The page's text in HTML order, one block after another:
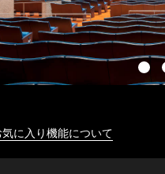
気に入り機能について